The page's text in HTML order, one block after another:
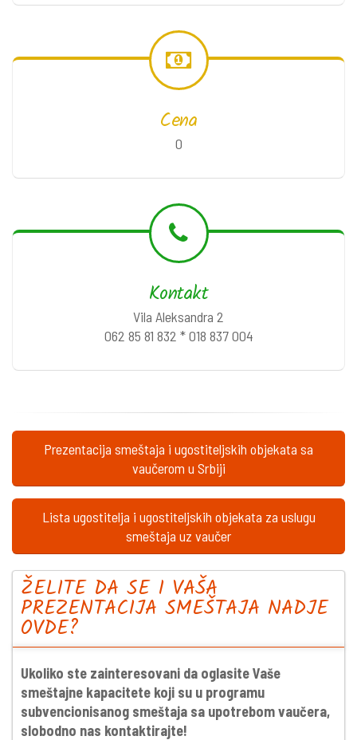
Cena
0
Kontakt
Vila Aleksandra 2
062 85 81 832 * 018 837 004
Prezentacija smeštaja i ugostiteljskih objekata sa
vaučerom u Srbiji
Lista ugostitelja i ugostiteljskih objekata za uslugu
smeštaja uz vaučer
ŽELITE DA SE I VAŠA
PREZENTACIJA SMEŠTAJA NADJE
OVDE?
Ukoliko ste zainteresovani da oglasite Vaše
smeštajne kapacitete koji su u programu
subvencionisanog smeštaja sa upotrebom vaučera,
slobodno nas kontaktirajte!